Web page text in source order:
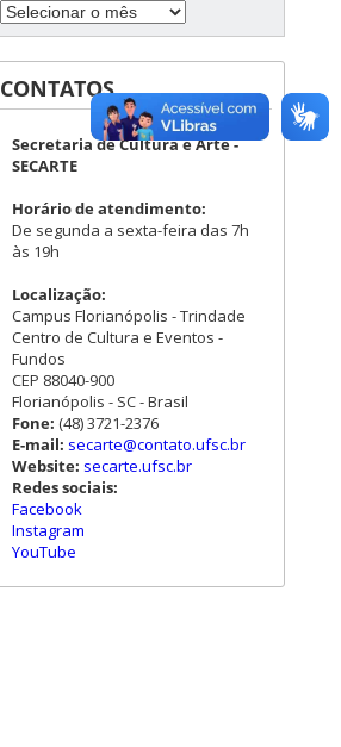
CONTATOS
Secretaria de Cultura e Arte -
SECARTE
Horário de atendimento:
De segunda a sexta-feira das 7h
às 19h
Localização:
Campus Florianópolis - Trindade
Centro de Cultura e Eventos -
Fundos
CEP 88040-900
Florianópolis - SC - Brasil
Fone: (48) 3721-2376
E-mail: secarte@contato.ufsc.br
Website: secarte.ufsc.br
Redes sociais:
Facebook
Instagram
YouTube